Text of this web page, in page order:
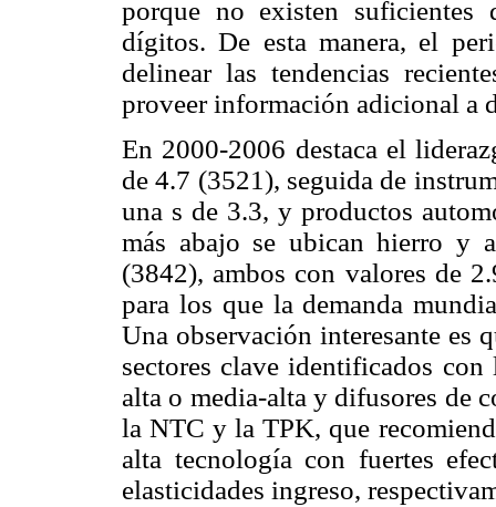
porque no existen suficientes
dígitos. De esta manera, el
delinear las tendencias
proveer información adicional a
En 2000-2006 destaca el
de 4.7 (3521), seguida de
una s de 3.3, y productos
más abajo se ubican hierro y
(3842), ambos con valores de
para los que la demanda
Una observación interesante es
sectores clave identificados
alta o media-alta y difusores de
la NTC y la TPK, que
alta tecnología con fuertes
elasticidades ingreso,